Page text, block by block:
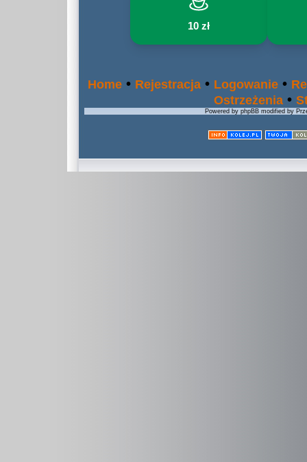
10 zł
Home • Rejestracja • Logowanie •
Ostrzeżenia •
Powered by phpBB modified by